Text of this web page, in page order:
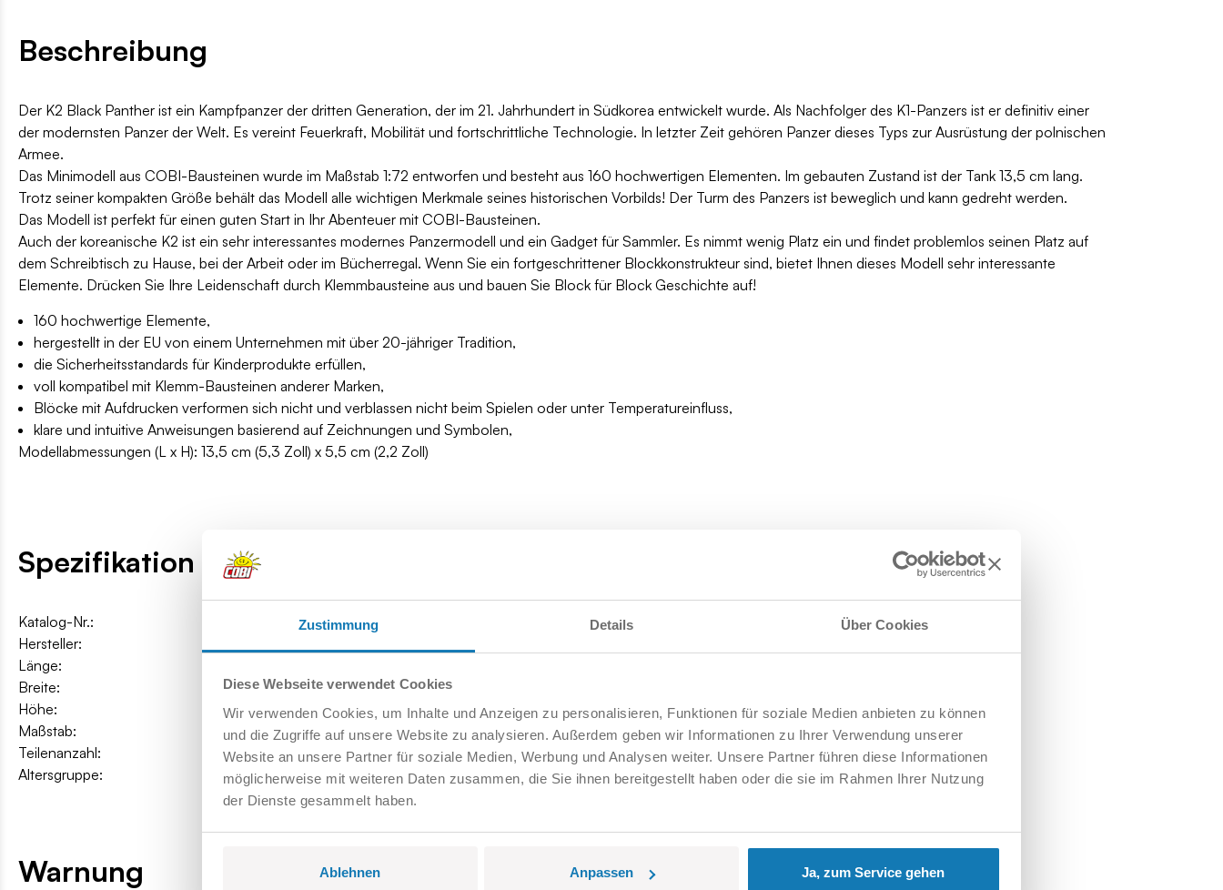
Zustimmung Details Über Cookies
Diese Webseite verwendet Cookies
Wir verwenden Cookies, um Inhalte und Anzeigen zu personalisieren, Funktionen für soziale Medien anbieten zu können
und die Zugriffe auf unsere Website zu analysieren. Außerdem geben wir Informationen zu Ihrer Verwendung unserer
Website an unsere Partner für soziale Medien, Werbung und Analysen weiter. Unsere Partner führen diese Informationen
möglicherweise mit weiteren Daten zusammen, die Sie ihnen bereitgestellt haben oder die sie im Rahmen Ihrer Nutzung
der Dienste gesammelt haben.
Ablehnen Anpassen Ja, zum Service gehen
Beschreibung
Der K2 Black Panther ist ein Kampfpanzer der dritten Generation, der im 21. Jahrhundert in Südkorea entwickelt wurde. Als Nachfolger des K1-Panzers ist er definitiv einer
der modernsten Panzer der Welt. Es vereint Feuerkraft, Mobilität und fortschrittliche Technologie. In letzter Zeit gehören Panzer dieses Typs zur Ausrüstung der polnischen
Armee.
Das Minimodell aus COBI-Bausteinen wurde im Maßstab 1:72 entworfen und besteht aus 160 hochwertigen Elementen. Im gebauten Zustand ist der Tank 13,5 cm lang.
Trotz seiner kompakten Größe behält das Modell alle wichtigen Merkmale seines historischen Vorbilds! Der Turm des Panzers ist beweglich und kann gedreht werden.
Das Modell ist perfekt für einen guten Start in Ihr Abenteuer mit COBI-Bausteinen.
Auch der koreanische K2 ist ein sehr interessantes modernes Panzermodell und ein Gadget für Sammler. Es nimmt wenig Platz ein und findet problemlos seinen Platz auf
dem Schreibtisch zu Hause, bei der Arbeit oder im Bücherregal. Wenn Sie ein fortgeschrittener Blockkonstrukteur sind, bietet Ihnen dieses Modell sehr interessante
Elemente. Drücken Sie Ihre Leidenschaft durch Klemmbausteine aus und bauen Sie Block für Block Geschichte auf!
160 hochwertige Elemente,
hergestellt in der EU von einem Unternehmen mit über 20-jähriger Tradition,
die Sicherheitsstandards für Kinderprodukte erfüllen,
voll kompatibel mit Klemm-Bausteinen anderer Marken,
Blöcke mit Aufdrucken verformen sich nicht und verblassen nicht beim Spielen oder unter Temperatureinfluss,
klare und intuitive Anweisungen basierend auf Zeichnungen und Symbolen,
Modellabmessungen (L x H): 13,5 cm (5,3 Zoll) x 5,5 cm (2,2 Zoll)
Spezifikation
Katalog-Nr.:
COBI-3107
Hersteller:
Länge:
Breite:
5 cm / 2″
Höhe:
5,5 cm / 2.2″
Maßstab:
1:72
Teilenanzahl:
160
Altersgruppe:
6+
Warnung